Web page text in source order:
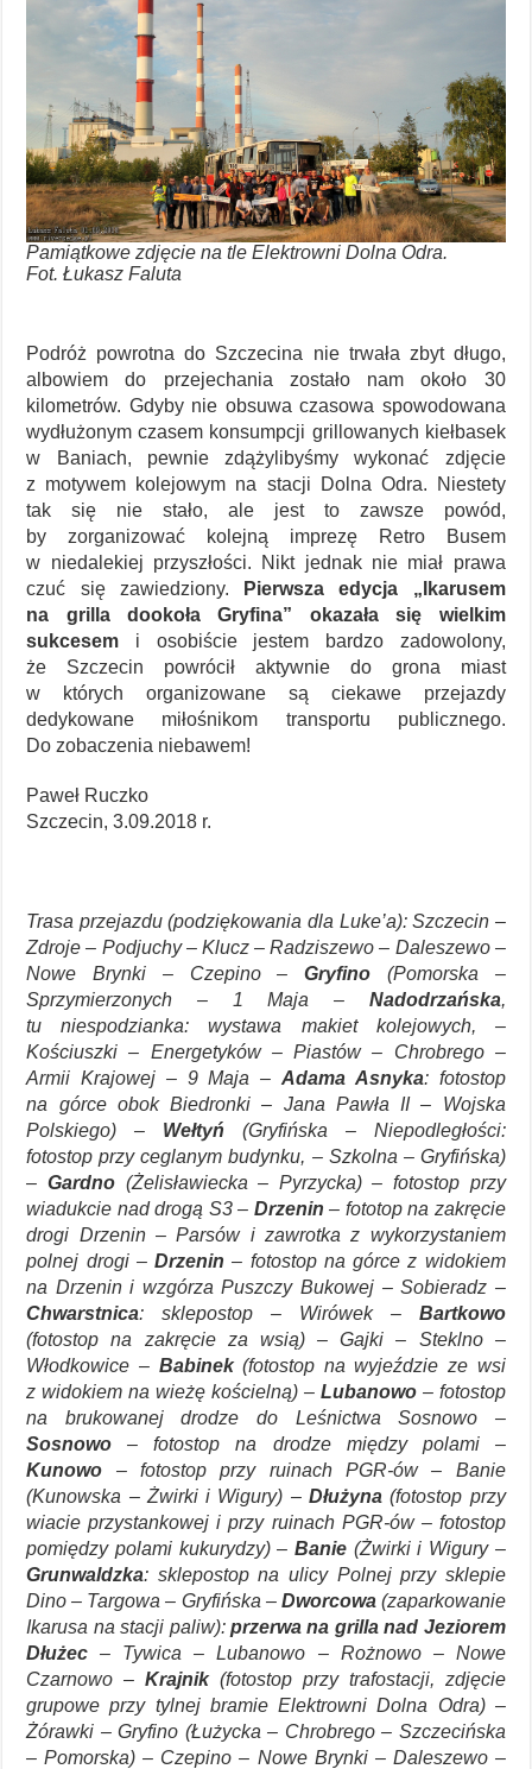
Pamiątkowe zdjęcie na tle Elektrowni Dolna Odra.
Fot. Łukasz Faluta
Podróż powrotna do Szczecina nie trwała zbyt długo,
albowiem do przejechania zostało nam około 30
kilometrów. Gdyby nie obsuwa czasowa spowodowana
wydłużonym czasem konsumpcji grillowanych kiełbasek
w Baniach, pewnie zdążylibyśmy wykonać zdjęcie
z motywem kolejowym na stacji Dolna Odra. Niestety
tak się nie stało, ale jest to zawsze powód,
by zorganizować kolejną imprezę Retro Busem
w niedalekiej przyszłości. Nikt jednak nie miał prawa
czuć się zawiedziony.
Pierwsza edycja „Ikarusem
na grilla dookoła Gryfina” okazała się wielkim
sukcesem i osobiście jestem bardzo zadowolony,
że Szczecin powrócił aktywnie do grona miast
w których organizowane są ciekawe przejazdy
dedykowane miłośnikom transportu publicznego.
Do zobaczenia niebawem!
Paweł Ruczko
Szczecin, 3.09.2018 r.
Trasa przejazdu (podziękowania dla Luke’a): Szczecin –
Zdroje – Podjuchy – Klucz – Radziszewo – Daleszewo –
Nowe Brynki – Czepino –Gryfino (Pomorska –
Sprzymierzonych – 1 Maja – Nadodrzańska,
tu niespodzianka: wystawa makiet kolejowych, –
Kościuszki – Energetyków – Piastów – Chrobrego –
Armii Krajowej – 9 Maja –Adama Asnyka: fotostop
na górce obok Biedronki – Jana Pawła II – Wojska
Polskiego) – Wełtyń (Gryfińska – Niepodległości:
fotostop przy ceglanym budynku, – Szkolna – Gryfińska)
– Gardno(Żelisławiecka – Pyrzycka) – fotostop przy
wiadukcie nad drogą S3 – Drzenin – fototop na zakręcie
drogi Drzenin – Parsów i zawrotka z wykorzystaniem
polnej drogi –Drzenin – fotostop na górce z widokiem
na Drzenin i wzgórza Puszczy Bukowej – Sobieradz –
Chwarstnica: sklepostop – Wirówek – Bartkowo
(fotostop na zakręcie za wsią) – Gajki – Steklno –
Włodkowice – Babinek(fotostop na wyjeździe ze wsi
z widokiem na wieżę kościelną) – Lubanowo– fotostop
na brukowanej drodze do Leśnictwa Sosnowo –
Sosnowo – fotostop na drodze między polami –
Kunowo – fotostop przy ruinach PGR-ów – Banie
(Kunowska – Żwirki i Wigury) –Dłużyna (fotostop przy
wiacie przystankowej i przy ruinach PGR-ów – fotostop
pomiędzy polami kukurydzy) – Banie (Żwirki i Wigury –
Grunwaldzka: sklepostop na ulicy Polnej przy sklepie
Dino – Targowa – Gryfińska – Dworcowa(zaparkowanie
Ikarusa na stacji paliw): przerwa na grilla nad Jeziorem
Dłużec – Tywica – Lubanowo – Rożnowo – Nowe
Czarnowo –Krajnik(fotostop przy trafostacji, zdjęcie
grupowe przy tylnej bramie Elektrowni Dolna Odra) –
Żórawki – Gryfino (Łużycka – Chrobrego – Szczecińska
– Pomorska) – Czepino – Nowe Brynki – Daleszewo –